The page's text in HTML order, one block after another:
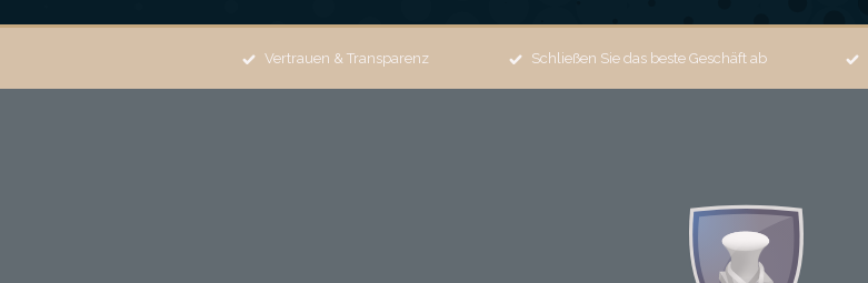
Vertrauen & Transparenz Schließen Sie das beste Geschäft ab